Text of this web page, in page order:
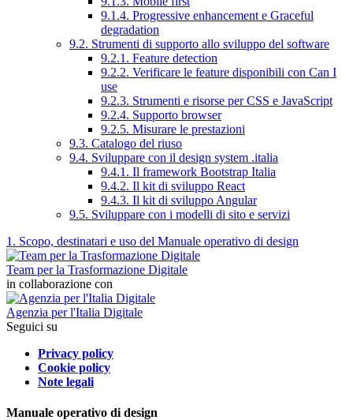
9.1.4. Progressive enhancement e Graceful
degradation
9.2. Strumenti di supporto allo sviluppo del software
9.2.1. Feature detection
9.2.2. Verificare le feature disponibili con Can I
use
9.2.3. Strumenti e risorse per CSS e JavaScript
9.2.4. Supporto browser
9.2.5. Misurare le prestazioni
9.3. Catalogo del riuso
9.4. Sviluppare con il design system .italia
9.4.1. Il framework Bootstrap Italia
9.4.2. Il kit di sviluppo React
9.4.3. Il kit di sviluppo Angular
9.5. Sviluppare con i modelli di sito e servizi
1. Scopo, destinatari e uso del Manuale operativo di design
Team per la Trasformazione Digitale
in collaborazione con
Agenzia per l'Italia Digitale
Seguici su
Privacy policy
Cookie policy
Note legali
Manuale operativo di design